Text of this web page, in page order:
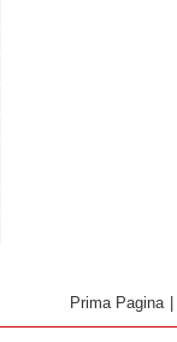
Prima Pagina